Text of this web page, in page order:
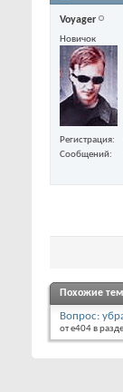
Voyager
Новичок
Регистрация
Сообщений
Похожие
Вопрос:
от e404 в